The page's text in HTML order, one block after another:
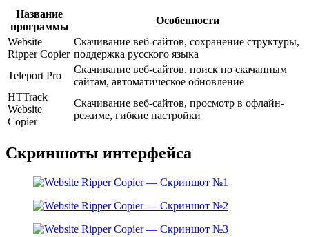
Название
программы
Особенности
Website
Ripper Copier
Скачивание веб-сайтов, сохранение структуры,
поддержка русского языка
Teleport Pro
Скачивание веб-сайтов, поиск по скачанным
сайтам, автоматическое обновление
HTTrack
Website
Copier
Скачивание веб-сайтов, просмотр в офлайн-
режиме, гибкие настройки
Скриншоты интерфейса